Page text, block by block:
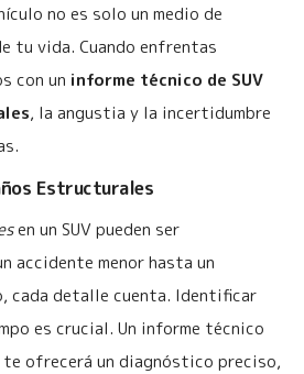
no es solo un medio de
tu vida. Cuando enfrentas
con un informe técnico de SUV
, la angustia y la incertidumbre
Estructurales
en un SUV pueden ser
accidente menor hasta un
cada detalle cuenta. Identificar
es crucial. Un informe técnico
ofrecerá un diagnóstico preciso,